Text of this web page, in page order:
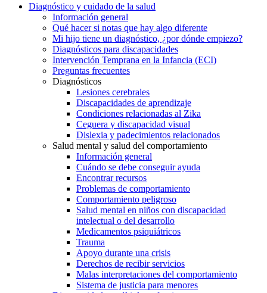
Diagnóstico y cuidado de la salud
Información general
Qué hacer si notas que hay algo diferente
Mi hijo tiene un diagnóstico, ¿por dónde empiezo?
Diagnósticos para discapacidades
Intervención Temprana en la Infancia (ECI)
Preguntas frecuentes
Diagnósticos
Lesiones cerebrales
Discapacidades de aprendizaje
Condiciones relacionadas al Zika
Ceguera y discapacidad visual
Dislexia y padecimientos relacionados
Salud mental y salud del comportamiento
Información general
Cuándo se debe conseguir ayuda
Encontrar recursos
Problemas de comportamiento
Comportamiento peligroso
Salud mental en niños con discapacidad
intelectual o del desarrollo
Medicamentos psiquiátricos
Trauma
Apoyo durante una crisis
Derechos de recibir servicios
Malas interpretaciones del comportamiento
Sistema de justicia para menores